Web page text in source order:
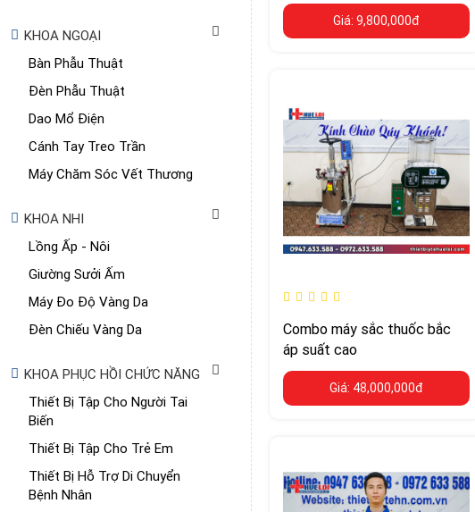
KHOA NGOẠI
Bàn Phẫu Thuật
Đèn Phẫu Thuật
Dao Mổ Điện
Cánh Tay Treo Trần
Máy Chăm Sóc Vết Thương
KHOA NHI
Lồng Ấp - Nôi
Giường Sưởi Ấm
Máy Đo Độ Vàng Da
Đèn Chiếu Vàng Da
KHOA PHỤC HỒI CHỨC NĂNG
Thiết Bị Tập Cho Người Tai
Biến
Thiết Bị Tập Cho Trẻ Em
Thiết Bị Hỗ Trợ Di Chuyển
Bệnh Nhân
Giá: 9,800,000đ
Combo máy sắc thuốc bắc
áp suất cao
Giá: 48,000,000đ